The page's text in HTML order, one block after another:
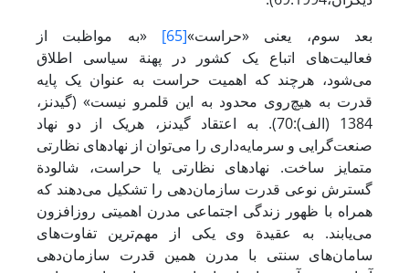
بعد سوم، یعنی «حراست»[65]
«به مواظبت از
فعالیت‌های اتباع یک کشور در پهنة سیاسی اطلاق
می‌شود، هرچند که اهمیت حراست به عنوان یک پایه
قدرت به هیچ‌روی محدود به این قلمرو نیست» (گیدنز،
1384 (الف):70). به اعتقاد گیدنز، هریک از دو نهاد
صنعت‌گرایی و سرمایه‌داری را می‌توان از نهادهای نظارتی
متمایز ساخت. نهادهای نظارتی یا حراست، شالودة
گسترش نوعی قدرت سازمان‌دهی را تشکیل می‌دهند که
همراه با ظهور زندگی اجتماعی مدرن اهمیتی روزافزون
می‌یابند. به عقیدة وی یکی از مهم‌ترین تفاوت‌های
سامان‌های سنتی با مدرن همین قدرت سازمان‌دهی